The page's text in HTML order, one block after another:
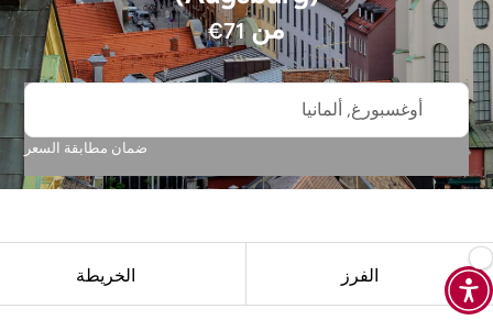
من €71
أوغسبورغ, ألمانيا
ضمان مطابقة السعر
الفرز الخريطة